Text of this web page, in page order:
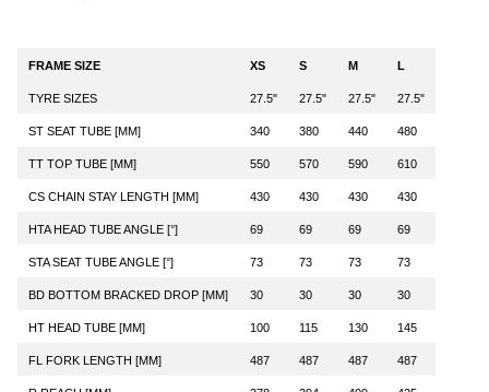
FRAME SIZE XS S M L
TYRE SIZES 27.5" 27.5" 27.5" 27.5"
ST SEAT TUBE [MM] 340 380 440 480
TT TOP TUBE [MM] 550 570 590 610
CS CHAIN STAY LENGTH [MM] 430 430 430 430
HTA HEAD TUBE ANGLE [°] 69 69 69 69
STA SEAT TUBE ANGLE [°] 73 73 73 73
BD BOTTOM BRACKED DROP [MM] 30 30 30 30
HT HEAD TUBE [MM] 100 115 130 145
FL FORK LENGTH [MM] 487 487 487 487